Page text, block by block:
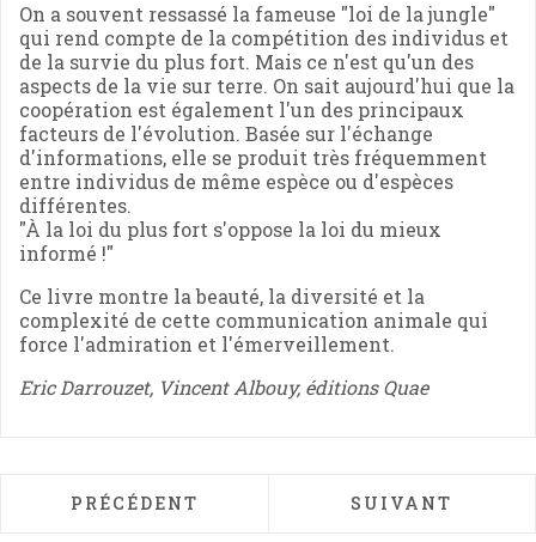
On a souvent ressassé la fameuse "loi de la jungle"
qui rend compte de la compétition des individus et
de la survie du plus fort. Mais ce n'est qu'un des
aspects de la vie sur terre. On sait aujourd'hui que la
coopération est également l'un des principaux
facteurs de l'évolution. Basée sur l'échange
d'informations, elle se produit très fréquemment
entre individus de même espèce ou d'espèces
différentes.
"À la loi du plus fort s'oppose la loi du mieux
informé !"
Ce livre montre la beauté, la diversité et la
complexité de cette communication animale qui
force l'admiration et l'émerveillement.
Eric Darrouzet, Vincent Albouy, éditions Quae
ARTICLE PRÉCÉDENT : MON YOGA, MA
PRÉCÉDENT ARTICLE
SUIVANT